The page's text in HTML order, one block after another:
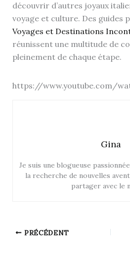
découvrir d’autres joyaux
voyage et culture. Des guides
Voyages et Destinations
réunissent une multitude de
pleinement de chaque étape.
https://www.youtube.com/
Gina
Je suis une blogueuse
la recherche de nouvelles
partager avec le
PRÉCÉDENT